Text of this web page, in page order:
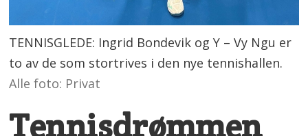
TENNISGLEDE: Ingrid Bondevik og Y – Vy Ngu er
to av de som stortrives i den nye tennishallen.
Alle foto: Privat
Tennisdrømmen